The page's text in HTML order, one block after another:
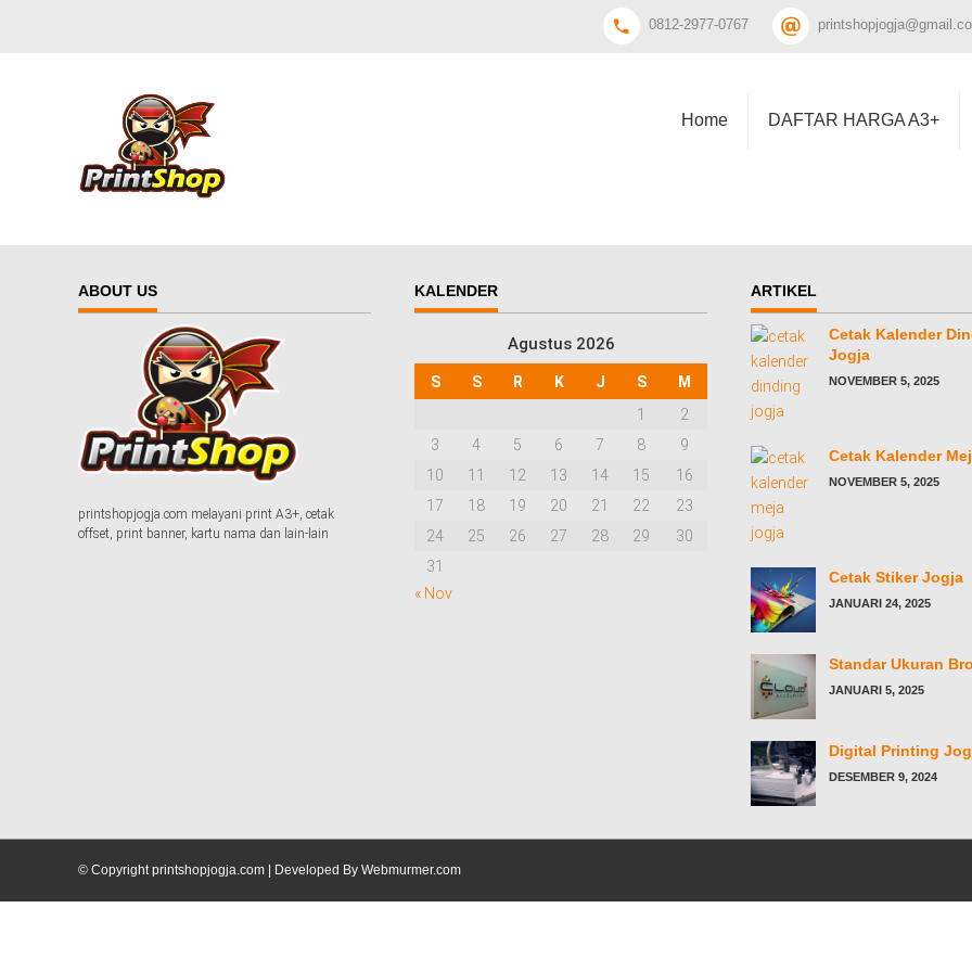
0812-2977-0767
Home DAFTAR HARGA A3+
ABOUT US
printshopjogja.com melayani print A3+, cetak
offset, print banner, kartu nama dan lain-lain
KALENDER
Agustus 2026
S S R K J S
M
1
2
3
4 5 6 7 8
9
10
11 12 13 14 15
16
17
18 19 20 21 22
23
24
25 26 27 28 29
30
31
« Nov
ARTIKEL
Cetak Kalender
Jogja
NOVEMBER 5, 2025
Cetak Kalender
NOVEMBER 5, 2025
Cetak Stiker Jogja
JANUARI 24, 2025
Standar Ukuran
JANUARI 5, 2025
Digital Printing
DESEMBER 9, 2024
© Copyright printshopjogja.com | Developed By Webmurmer.com